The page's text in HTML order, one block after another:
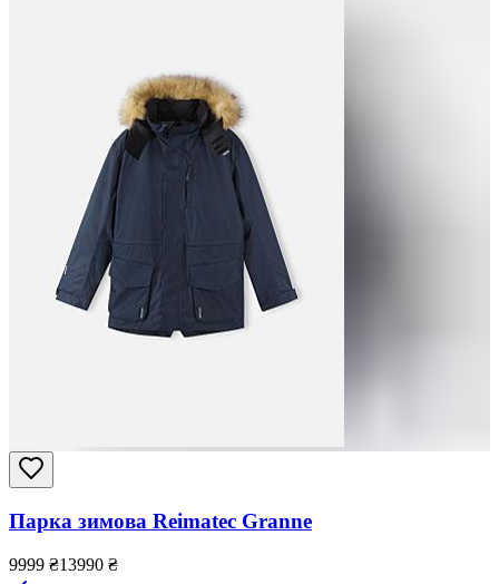
Парка зимова Reimatec Granne
9999 ₴13990 ₴